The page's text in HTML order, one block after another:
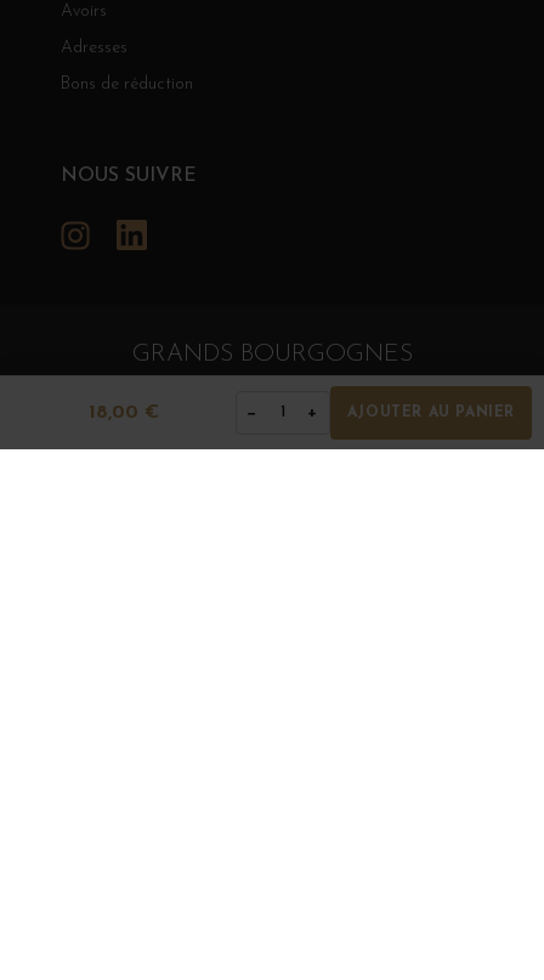
18,00 € − 1 + AJOUTER AU PANIER
Avoirs
Adresses
Bons de réduction
NOUS SUIVRE
Instagram
GRANDS BOURGOGNES
© Grands Bourgognes 2026
- tous droits réservés -
Agence BWA